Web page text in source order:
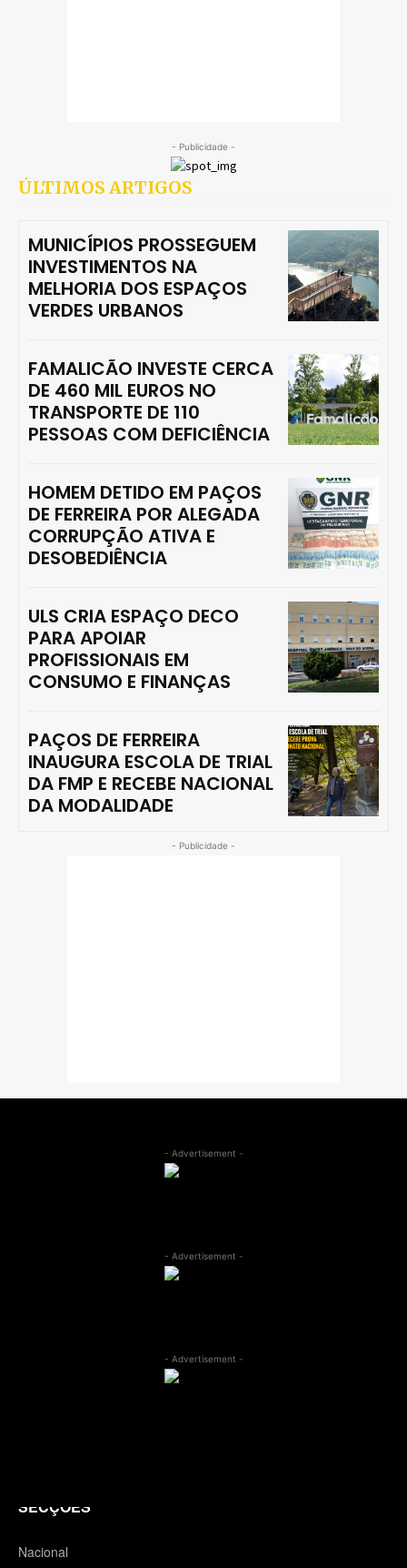
- Publicidade -
ÚLTIMOS ARTIGOS
MUNICÍPIOS PROSSEGUEM
INVESTIMENTOS NA
MELHORIA DOS ESPAÇOS
VERDES URBANOS
FAMALICÃO INVESTE CERCA
DE 460 MIL EUROS NO
TRANSPORTE DE 110
PESSOAS COM DEFICIÊNCIA
HOMEM DETIDO EM PAÇOS
DE FERREIRA POR ALEGADA
CORRUPÇÃO ATIVA E
DESOBEDIÊNCIA
ULS CRIA ESPAÇO DECO
PARA APOIAR
PROFISSIONAIS EM
CONSUMO E FINANÇAS
PAÇOS DE FERREIRA
INAUGURA ESCOLA DE TRIAL
DA FMP E RECEBE NACIONAL
DA MODALIDADE
- Publicidade -
- Advertisement -
- Advertisement -
- Advertisement -
SECÇÕES
Nacional